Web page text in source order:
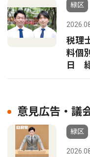
緑区
税理
料個
日
意見広告・議
緑区